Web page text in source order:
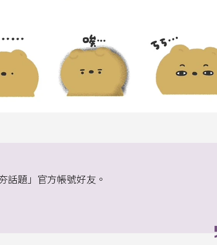
話題」官方帳號好友。